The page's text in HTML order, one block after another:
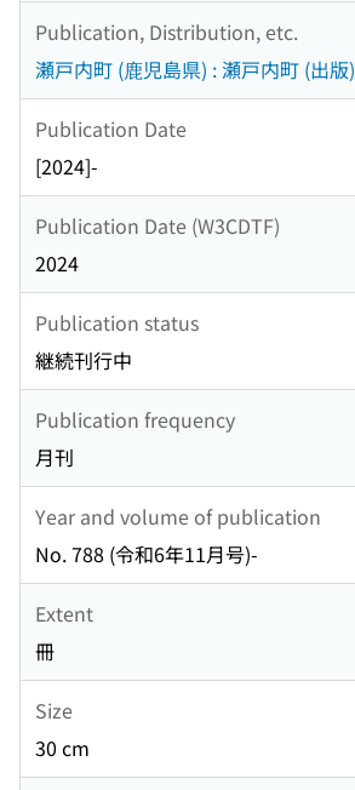
Publication, Distribution, etc.
瀬戸内町 (鹿児島県) : 瀬戸内町 (出版)
Publication Date
[2024]-
Publication Date (W3CDTF)
2024
Publication status
継続刊行中
Publication frequency
月刊
Year and volume of publication
No. 788 (令和6年11月号)-
Extent
冊
Size
30 cm